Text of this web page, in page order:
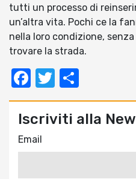
tutti un processo di
un’altra vita. Pochi ce la
nella loro condizione,
trovare la strada.
Facebook
Twitter
Iscriviti alla
Email